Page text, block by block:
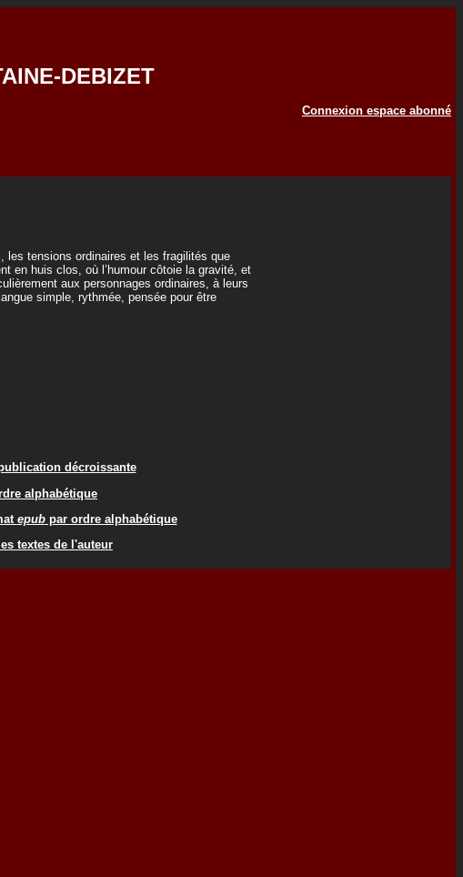
DEBIZET
Connexion espace abonné
les tensions ordinaires et les fragilités que
en huis clos, où l’humour côtoie la gravité, et
aux personnages ordinaires, à leurs
simple, rythmée, pensée pour être
décroissante
alphabétique
epubpar ordre alphabétique
textes de l'auteur